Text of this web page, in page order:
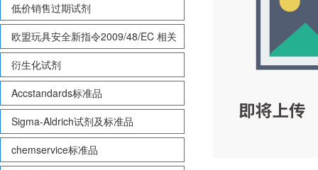
低价销售过期试剂
欧盟玩具安全新指令2009/48/EC 相关
致敏性香味剂标准品
衍生化试剂
Accstandards标准品
Sigma-Aldrich试剂及标准品
chemservice标准品